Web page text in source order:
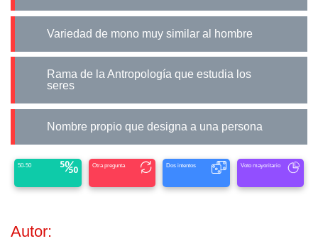
Variedad de mono muy similar al hombre
Rama de la Antropología que estudia los
seres
Nombre propio que designa a una persona
50-50 Otra pregunta Dos intentos Voto mayoritario
Autor: